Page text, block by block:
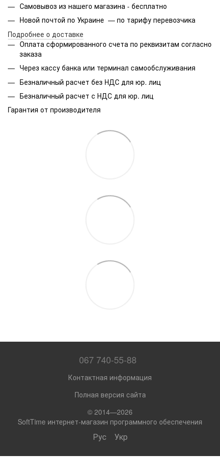
Самовывоз из нашего магазина - бесплатно
Новой почтой по Украине — по тарифу перевозчика
Подробнее о доставке
Оплата сформированного счета по реквизитам согласно
заказа
Через кассу банка или терминал самообслуживания
Безналичный расчет без НДС для юр. лиц
Безналичный расчет с НДС для юр. лиц
Гарантия от производителя
067 740-55-88
Контактная информация
Полная версия сайта
© 2014—2026
SoftTime интернет-магазин программного обеспечения
Рус Укр